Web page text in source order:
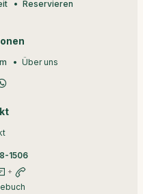
Reservieren
Über uns
1506
+